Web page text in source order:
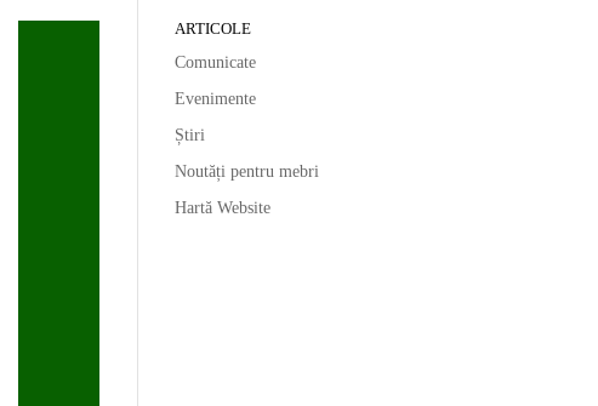
ARTICOLE
Comunicate
Evenimente
Știri
Noutăți pentru mebri
Hartă Website